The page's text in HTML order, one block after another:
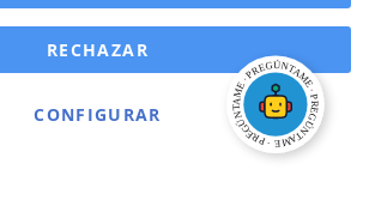
CONFIGURAR
RECHAZAR